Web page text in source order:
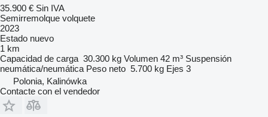
35.900 € Sin IVA
Semirremolque volquete
2023
Estado nuevo
1 km
Capacidad de carga 30.300 kg Volumen 42 m³ Suspensión
neumática/neumática Peso neto 5.700 kg Ejes 3
Polonia, Kalinówka
Contacte con el vendedor